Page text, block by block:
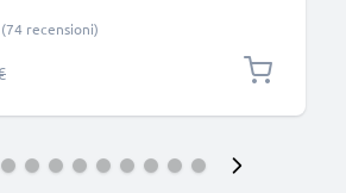
e fotocamere -
iPhone Gopro telefoni Android -
(74 recensioni)